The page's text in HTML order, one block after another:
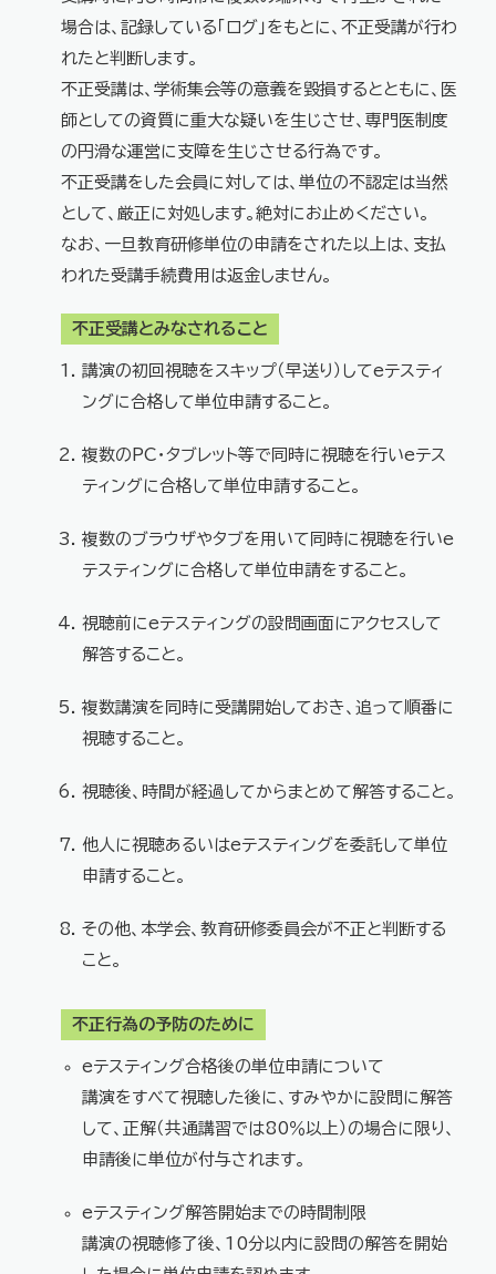
場合は、記録している「ログ」をもとに、不正受講が行わ
れたと判断します。
不正受講は、学術集会等の意義を毀損するとともに、医
師としての資質に重大な疑いを生じさせ、専門医制度
の円滑な運営に支障を生じさせる行為です。
不正受講をした会員に対しては、単位の不認定は当然
として、厳正に対処します。絶対にお止めください。
なお、一旦教育研修単位の申請をされた以上は、支払
われた受講手続費用は返金しません。
不正受講とみなされること
講演の初回視聴をスキップ（早送り）してeテスティ
ングに合格して単位申請すること。
複数のPC・タブレット等で同時に視聴を行いeテス
ティングに合格して単位申請すること。
複数のブラウザやタブを用いて同時に視聴を行いe
テスティングに合格して単位申請をすること。
視聴前にeテスティングの設問画面にアクセスして
解答すること。
複数講演を同時に受講開始しておき、追って順番に
視聴すること。
視聴後、時間が経過してからまとめて解答すること。
他人に視聴あるいはeテスティングを委託して単位
申請すること。
その他、本学会、教育研修委員会が不正と判断する
こと。
不正行為の予防のために
eテスティング合格後の単位申請について
講演をすべて視聴した後に、すみやかに設問に解答
して、正解（共通講習では80％以上）の場合に限り、
申請後に単位が付与されます。
eテスティング解答開始までの時間制限
講演の視聴修了後、10分以内に設問の解答を開始